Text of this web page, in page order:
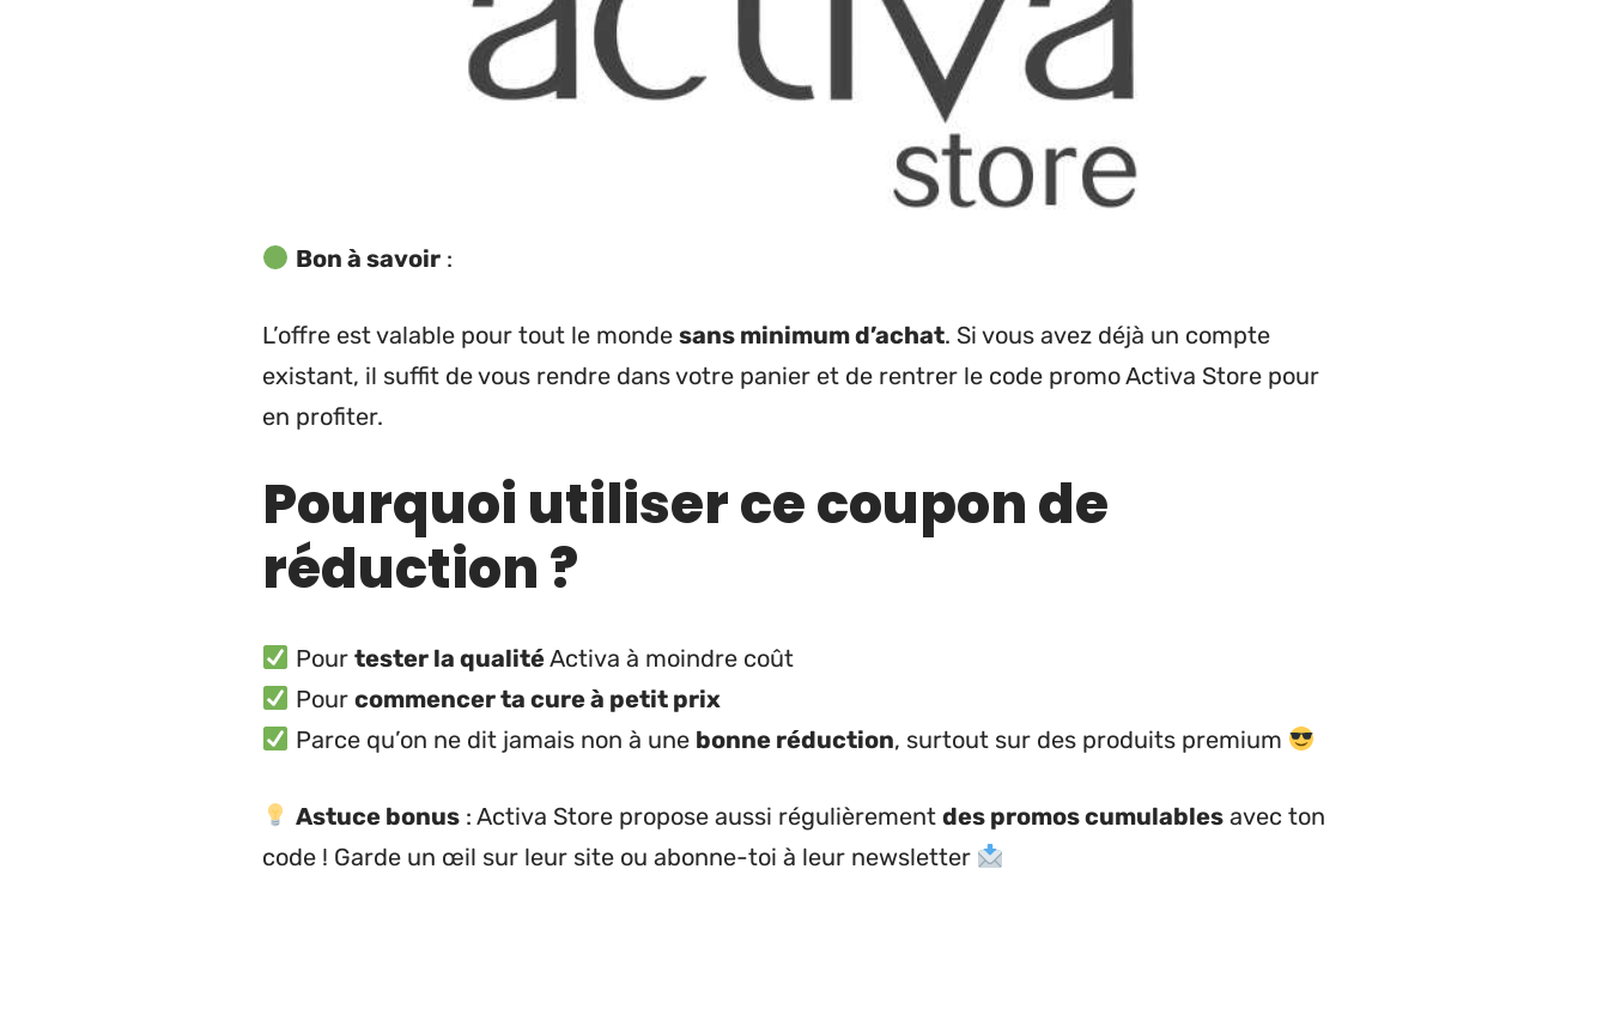
Bon à savoir:
L’offre est valable pour tout le monde sans minimum d’achat. Si vous avez déjà un compte
existant, il suffit de vous rendre dans votre panier et de rentrer le code promo Activa Store pour
en profiter.
Pourquoi utiliser ce coupon de
réduction ?
Pour tester la qualitéActiva à moindre coût
Pour commencer ta cure à petit prix
Parce qu’on ne dit jamais non à une bonne réduction, surtout sur des produits premium
Astuce bonus: Activa Store propose aussi régulièrement des promos cumulablesavec ton
code ! Garde un œil sur leur site ou abonne-toi à leur newsletter